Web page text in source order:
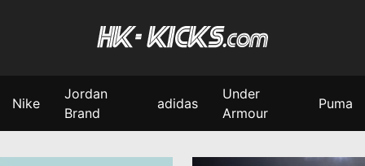
Nike
Jordan
Brand
adidas
Under
Armour
Puma